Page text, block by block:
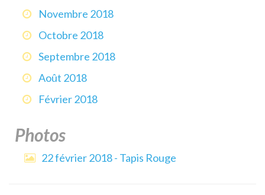
Novembre 2018
Octobre 2018
Septembre 2018
Août 2018
Février 2018
Photos
22 février 2018 - Tapis Rouge